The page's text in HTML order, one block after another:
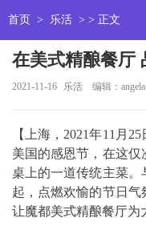
首页 > 乐活 > > 正文
在美式精酿餐厅
2021-11-16 乐活 编辑：angela
【上海，2021年11月
美国的感恩节，在这
桌上的一道传统主菜。
起，点燃欢愉的节日
让魔都美式精酿餐厅为